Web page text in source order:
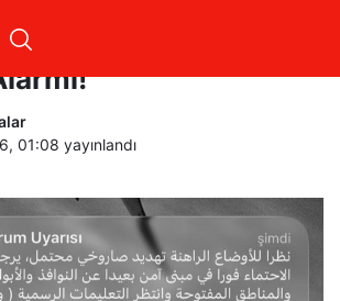
Dabi’de “Füze
01:08 yayınlandı